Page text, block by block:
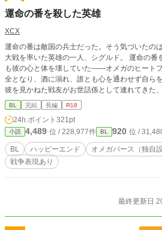
運命の番を殺した英雄
XCX
運命の番は敵国の兵士だった。そう気づいたの
大戦を率いた英雄の一人、シグルド。 運命の番
も彼の心と体を壊していた——オメガのヒート
全となり、酒に溺れ、誰とも心を通わせず自ら
彼を見かねた戦友がお世話係として連れてきた
番と似た境遇を持つ彼を突き放せず、唐突に始
粋な気持ちが、壊れたはずのシグルドの心を少
日、ベータのはずのユテからフェロモンが──。
ばかりに、不能だった体が反応を示して──！？ 元英雄のおっさんアルファ × ベ
ータ(？)のお世話係の訳アリ青年
BL 完結 長編 R18
24h.ポイント 321pt
小説 4,489 位 / 228,977件 BL 920 位 /
BL ハッピーエンド オメガバース（独自
戦争表現あり
最終更新日